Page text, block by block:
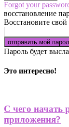
Forgot your
восстановление
Восстановите свой
Пароль будет
Это интересно!
С чего начать
приложения?